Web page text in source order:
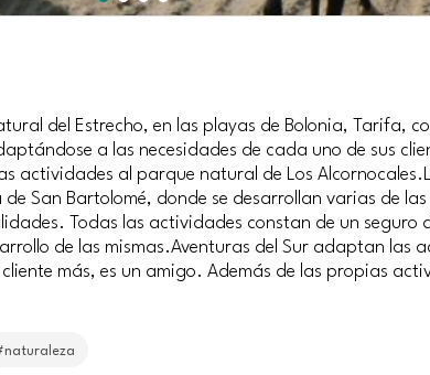
del Estrecho, en las playas de Bolonia, Tarifa,
a las necesidades de cada uno de sus
actividades al parque natural de Los
San Bartolomé, donde se desarrollan varias de
Todas las actividades constan de un
de las mismas.Aventuras del Sur adaptan las
más, es un amigo. Además de las propias